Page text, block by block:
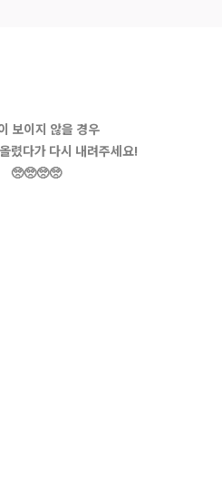
보이지 않을 경우
렸다가 다시 내려주세요!
🥺🥺🥺🥺